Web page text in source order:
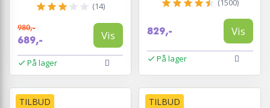
(14)
980,-
689,- Vis
På lager
(1500)
829,- Vis
På lager
TILBUD TILBUD